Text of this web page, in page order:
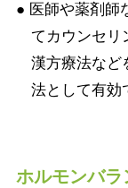
● 医師や薬剤師
てカウンセリ
漢方療法など
法として有効
ホルモンバ